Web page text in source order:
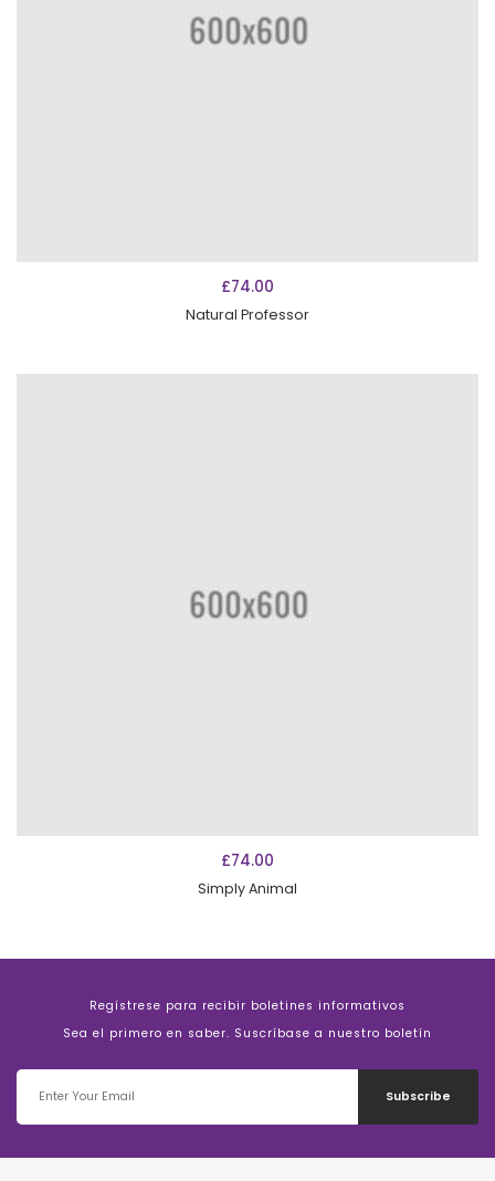
£74.00
Natural Professor
£74.00
Simply Animal
Regístrese para recibir boletines informativos
Sea el primero en saber. Suscríbase a nuestro boletín
Subscribe